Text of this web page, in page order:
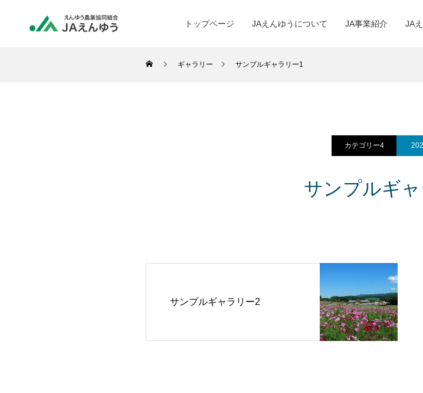
トップページ JAえんゆうについて JA事業紹介 JA
ギャラリー サンプルギャラリー1
カテゴリー4
サンプルギ
サンプルギャラリー2